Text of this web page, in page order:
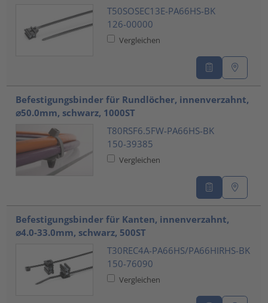
T50SOSEC13E-PA66HS-BK
126-00000
Vergleichen
Befestigungsbinder für Rundlöcher, innenverzahnt,
⌀50.0mm, schwarz, 1000ST
T80RSF6.5FW-PA66HS-BK
150-39385
Vergleichen
Befestigungsbinder für Kanten, innenverzahnt,
⌀4.0-33.0mm, schwarz, 500ST
T30REC4A-PA66HS/PA66HIRHS-BK
150-76090
Vergleichen